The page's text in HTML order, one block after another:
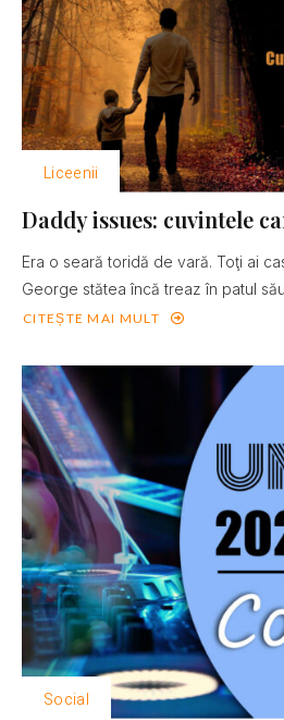
Liceenii
Daddy issues: cuvintele
Era o seară toridă de vară. Toţi ai
George stătea încă treaz în patul
CITEȘTE MAI MULT
Social